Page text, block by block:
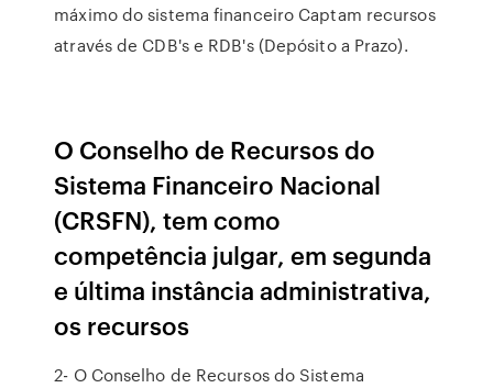
máximo do sistema financeiro Captam recursos
através de CDB's e RDB's (Depósito a Prazo).
O Conselho de Recursos do
Sistema Financeiro Nacional
(CRSFN), tem como
competência julgar, em segunda
e última instância administrativa,
os recursos
2- O Conselho de Recursos do Sistema